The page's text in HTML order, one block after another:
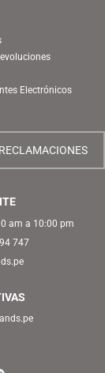
Electrónicos
am a 10:00 pm
747